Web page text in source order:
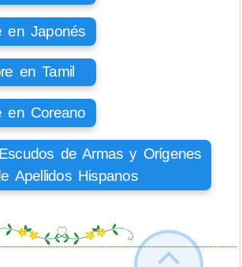
en Japonés
en Tamil
en Coreano
de Armas y Orígenes
Apellidos Hispanos